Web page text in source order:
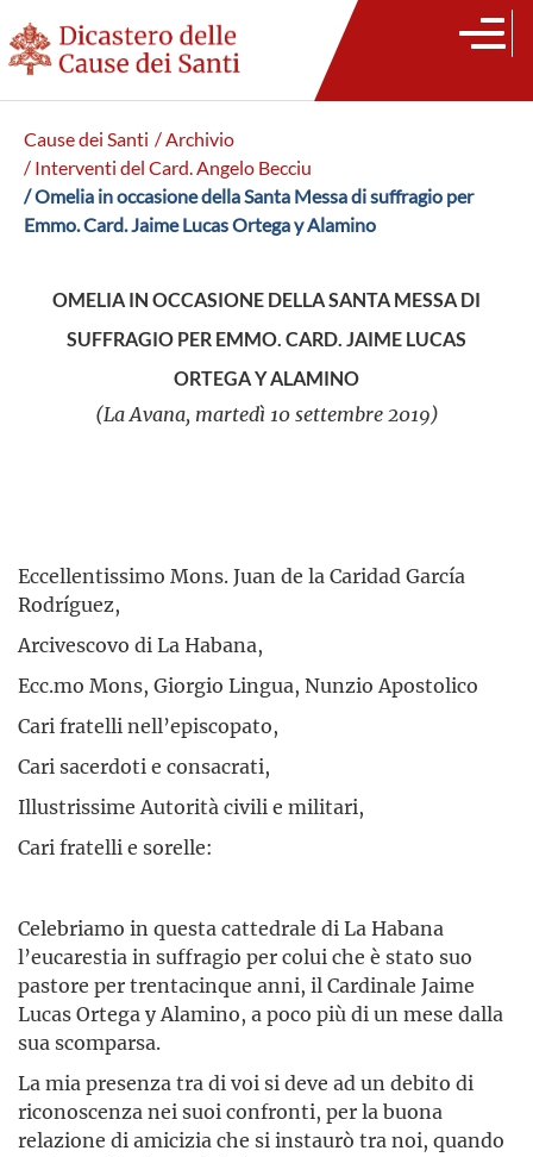
Cause dei Santi / Archivio
/ Interventi del Card. Angelo Becciu
/ Omelia in occasione della Santa Messa di suffragio per
Emmo. Card. Jaime Lucas Ortega y Alamino
OMELIA IN OCCASIONE DELLA SANTA MESSA DI
SUFFRAGIO PER EMMO. CARD. JAIME LUCAS
ORTEGA Y ALAMINO
(La Avana, martedì 10 settembre 2019)
Eccellentissimo Mons. Juan de la Caridad García
Rodríguez,
Arcivescovo di La Habana,
Ecc.mo Mons, Giorgio Lingua, Nunzio Apostolico
Cari fratelli nell’episcopato,
Cari sacerdoti e consacrati,
Illustrissime Autorità civili e militari,
Cari fratelli e sorelle:
Celebriamo in questa cattedrale di La Habana
l’eucarestia in suffragio per colui che è stato suo
pastore per trentacinque anni, il Cardinale Jaime
Lucas Ortega y Alamino, a poco più di un mese dalla
sua scomparsa.
La mia presenza tra di voi si deve ad un debito di
riconoscenza nei suoi confronti, per la buona
relazione di amicizia che si instaurò tra noi, quando